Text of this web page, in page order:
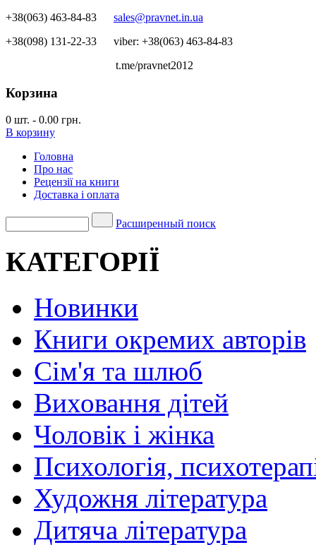
+38(063) 463-84-83 sales@pravnet.in.ua
+38(098) 131-22-33 viber: +38(063) 463-84-83
t.me/pravnet2012
Корзина
0 шт. - 0.00 грн.
В корзину
Головна
Про нас
Рецензії на книги
Доставка і оплата
Расширенный поиск
КАТЕГОРІЇ
Новинки
Книги окремих авторів
Сім'я та шлюб
Виховання дітей
Чоловік і жінка
Психологія,
Художня література
Дитяча література